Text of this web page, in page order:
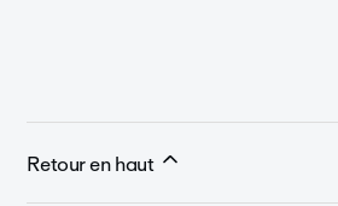
Retour en haut